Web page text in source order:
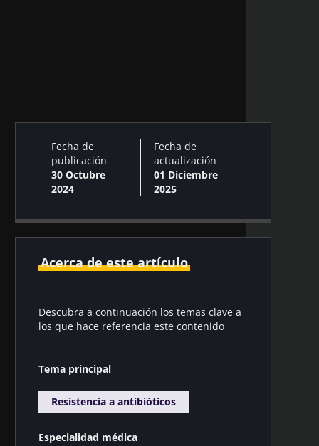
Fecha de
publicación
30 Octubre
2024
Fecha de
actualización
01 Diciembre
2025
Acerca de este artículo
Descubra a continuación los temas clave a
los que hace referencia este contenido
Tema principal
Resistencia a antibióticos
Especialidad médica